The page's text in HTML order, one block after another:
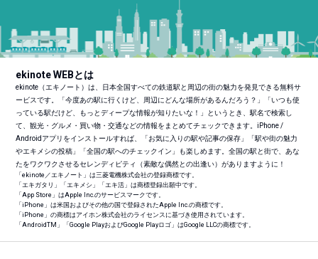
ekinote WEBとは
ekinote（エキノート）は、日本全国すべての鉄道駅と周辺の街の魅力を発見できる無料サ
ービスです。「今度あの駅に行くけど、周辺にどんな場所があるんだろう？」「いつも使
っている駅だけど、もっとディープな情報が知りたいな！」というとき、駅名で検索し
て、観光・グルメ・買い物・交通などの情報をまとめてチェックできます。iPhone /
Androidアプリをインストールすれば、「お気に入りの駅や記事の保存」「駅や街の魅力
やエキメシの投稿」「全国の駅へのチェックイン」も楽しめます。全国の駅と街で、あな
たをワクワクさせるセレンディピティ（素敵な偶然との出逢い）がありますように！
「ekinote／エキノート」は三菱電機株式会社の登録商標です。
「エキガタリ」「エキメシ」「エキ活」は商標登録出願中です。
「App Store」はApple Inc.のサービスマークです。
「iPhone」は米国およびその他の国で登録されたApple Inc.の商標です。
「iPhone」の商標はアイホン株式会社のライセンスに基づき使用されています。
「AndroidTM 」「Google PlayおよびGoogle Playロゴ」はGoogle LLCの商標です。